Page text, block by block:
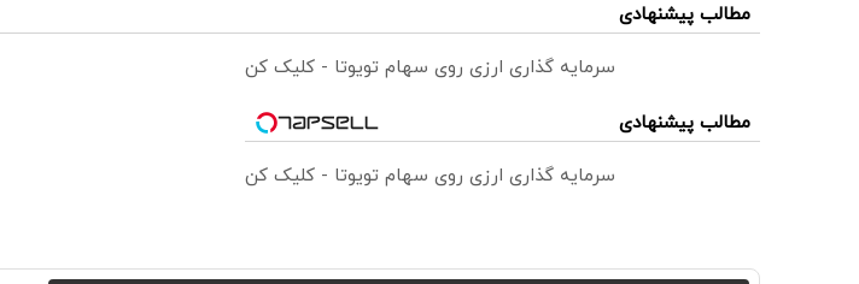
مطالب پیشنهادی
سرمایه گذاری ارزی روی سهام تویوتا - کلیک کن
مطالب پیشنهادی
سرمایه گذاری ارزی روی سهام تویوتا - کلیک کن